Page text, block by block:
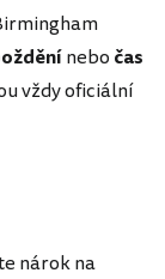
nebo čas
vždy oficiální
nárok na